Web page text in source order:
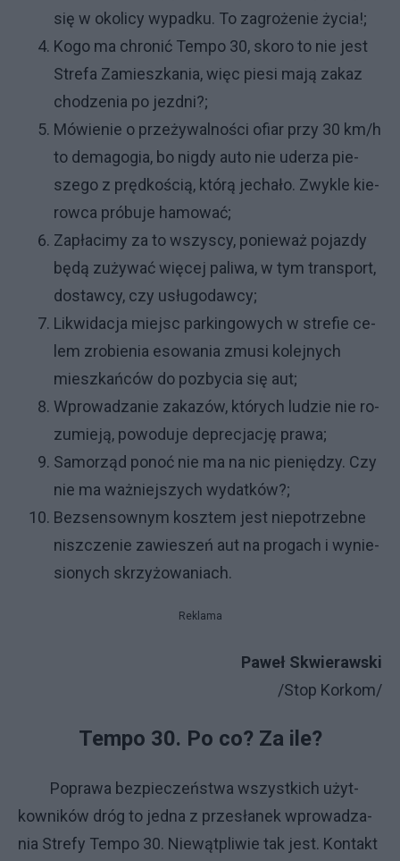
się w oko­li­cy wy­pad­ku. To za­gro­że­nie ży­cia!;
Ko­go ma chro­nić Tem­po 30, sko­ro to nie je­st
Stre­fa Za­miesz­ka­nia, więc pie­si ma­ją za­kaz
cho­dze­nia po jezd­ni?;
Mó­wie­nie o prze­ży­wal­no­ści ofiar przy 30 km/h
to de­ma­go­gia, bo ni­gdy au­to nie ude­rza pie­
sze­go z pręd­ko­ścią, któ­rą je­cha­ło. Zwy­kle kie­
row­ca pró­bu­je ha­mo­wać;
Za­pła­ci­my za to wszy­scy, po­nie­waż po­jaz­dy
bę­dą zu­ży­wać wię­cej pa­li­wa, w tym trans­port,
do­staw­cy, czy usłu­go­daw­cy;
Li­kwi­da­cja miej­sc par­kin­go­wy­ch w stre­fie ce­
lem zro­bie­nia eso­wa­nia zmu­si ko­lej­ny­ch
miesz­kań­ców do po­zby­cia się aut;
Wpro­wa­dza­nie za­ka­zów, któ­ry­ch lu­dzie nie ro­
zu­mie­ją, po­wo­du­je de­pre­cja­cję pra­wa;
Sa­mo­rząd po­noć nie ma na nic pie­nię­dzy. Czy
nie ma waż­niej­szy­ch wy­dat­ków?;
Bez­sen­sow­nym kosz­tem je­st nie­po­trzeb­ne
nisz­cze­nie za­wie­szeń aut na pro­ga­ch i wy­nie­
sio­ny­ch skrzy­żo­wa­nia­ch.
Reklama
Pa­weł Skwie­raw­ski
/Stop Kor­kom/
Tem­po 30. Po co? Za ile?
Po­pra­wa bez­pie­czeń­stwa wszyst­ki­ch użyt­
kow­ni­ków dróg to jed­na z prze­sła­nek wpro­wa­dza­
nia Stre­fy Tem­po 30. Nie­wąt­pli­wie tak je­st. Kon­takt